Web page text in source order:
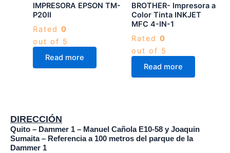
IMPRESORA EPSON TM-
P20II
Rated 0
out of 5
Read more
BROTHER- Impresora a
Color Tinta INKJET
MFC 4-IN-1
Rated 0
out of 5
Read more
DIRECCIÓN
Quito – Dammer 1 – Manuel Cañola E10-58 y Joaquin
Sumaita – Referencia a 100 metros del parque de la
Dammer 1